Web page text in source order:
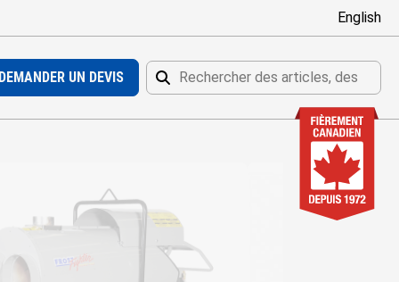
DEMANDER UN DEVIS
Rechercher
Rechercher
English